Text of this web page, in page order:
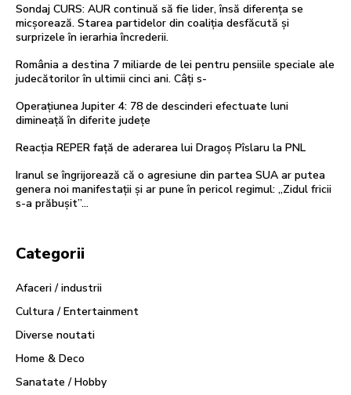
Sondaj CURS: AUR continuă să fie lider, însă diferența se
micșorează. Starea partidelor din coaliția desfăcută și
surprizele în ierarhia încrederii.
România a destina 7 miliarde de lei pentru pensiile speciale ale
judecătorilor în ultimii cinci ani. Câți s-
Operațiunea Jupiter 4: 78 de descinderi efectuate luni
dimineață în diferite județe
Reacția REPER față de aderarea lui Dragoș Pîslaru la PNL
Iranul se îngrijorează că o agresiune din partea SUA ar putea
genera noi manifestații și ar pune în pericol regimul: „Zidul fricii
s-a prăbușit”...
Categorii
Afaceri / industrii
Cultura / Entertainment
Diverse noutati
Home & Deco
Sanatate / Hobby